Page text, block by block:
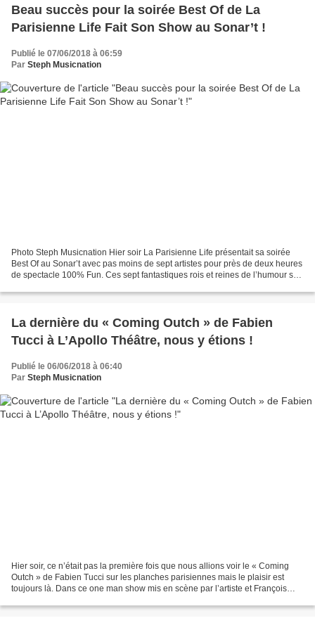
Beau succès pour la soirée Best Of de La
Parisienne Life Fait Son Show au Sonar’t !
Publié le 07/06/2018 à 06:59
Par Steph Musicnation
Photo Steph Musicnation Hier soir La Parisienne Life présentait sa soirée
Best Of au Sonar’t avec pas moins de sept artistes pour près de deux heures
de spectacle 100% Fun. Ces sept fantastiques rois et reines de l’humour se
La dernière du « Coming Outch » de Fabien
Tucci à L’Apollo Théâtre, nous y étions !
Publié le 06/06/2018 à 06:40
Par Steph Musicnation
Hier soir, ce n’était pas la première fois que nous allions voir le « Coming
Outch » de Fabien Tucci sur les planches parisiennes mais le plaisir est
toujours là. Dans ce one man show mis en scène par l’artiste et François